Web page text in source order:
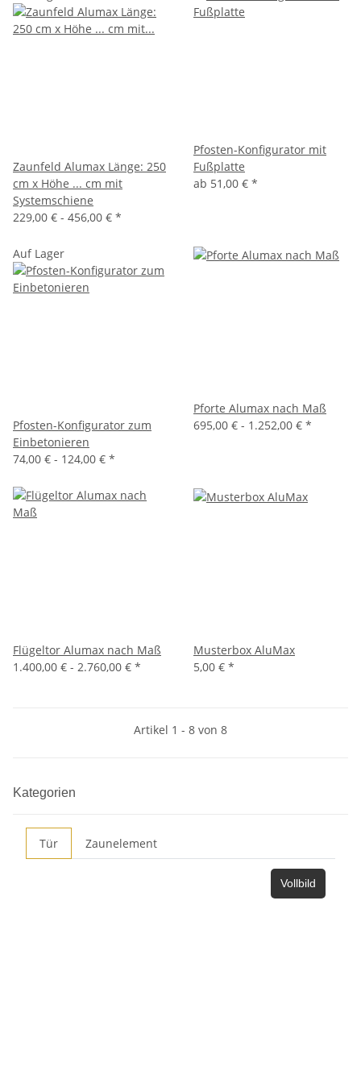
Zaunfeld Alumax Länge: 250
cm x Höhe ... cm mit
Systemschiene
229,00 € - 456,00 € *
Pfosten-Konfigurator mit
Fußplatte
ab 51,00 € *
Auf Lager
Pfosten-Konfigurator zum
Einbetonieren
74,00 € - 124,00 € *
Pforte Alumax nach Maß
695,00 € - 1.252,00 € *
Flügeltor Alumax nach Maß
1.400,00 € - 2.760,00 € *
Musterbox AluMax
5,00 € *
Artikel 1 - 8 von 8
Kategorien
Tür Zaunelement
Vollbild